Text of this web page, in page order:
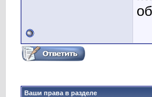
Ваши права в разделе